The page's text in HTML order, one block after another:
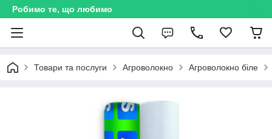
Робимо те, що любимо
Товари та послуги Агроволокно Агроволокно біле